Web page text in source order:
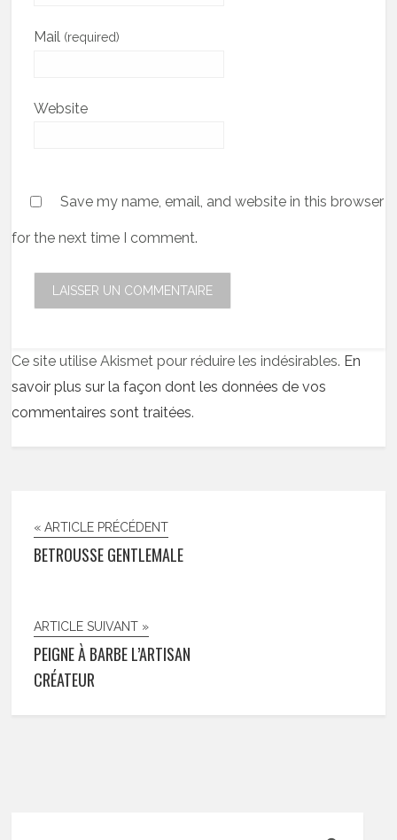
Mail (required)
Website
Save my name, email, and website in this browser
for the next time I comment.
Ce site utilise Akismet pour réduire les indésirables. En
savoir plus sur la façon dont les données de vos
commentaires sont traitées.
« ARTICLE PRÉCÉDENT
BETROUSSE GENTLEMALE
ARTICLE SUIVANT »
PEIGNE À BARBE L’ARTISAN
CRÉATEUR